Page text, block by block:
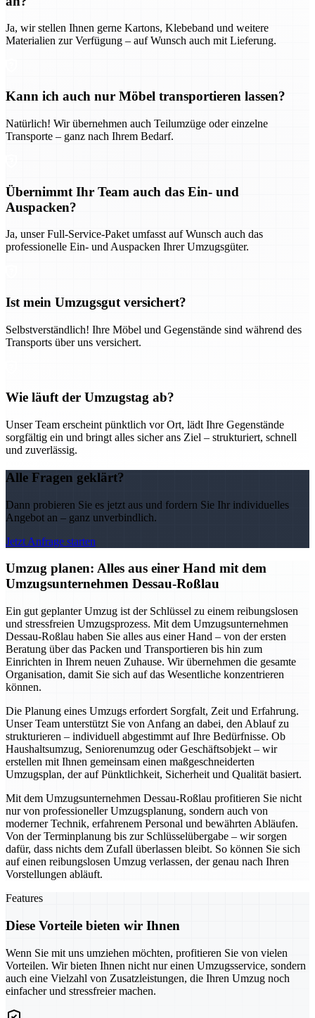
Ja, wir stellen Ihnen gerne Kartons, Klebeband und weitere
Materialien zur Verfügung – auf Wunsch auch mit Lieferung.
Kann ich auch nur Möbel transportieren lassen?
Natürlich! Wir übernehmen auch Teilumzüge oder einzelne
Transporte – ganz nach Ihrem Bedarf.
Übernimmt Ihr Team auch das Ein- und
Auspacken?
Ja, unser Full-Service-Paket umfasst auf Wunsch auch das
professionelle Ein- und Auspacken Ihrer Umzugsgüter.
Ist mein Umzugsgut versichert?
Selbstverständlich! Ihre Möbel und Gegenstände sind während des
Transports über uns versichert.
Wie läuft der Umzugstag ab?
Unser Team erscheint pünktlich vor Ort, lädt Ihre Gegenstände
sorgfältig ein und bringt alles sicher ans Ziel – strukturiert, schnell
und zuverlässig.
Alle Fragen geklärt?
Dann probieren Sie es jetzt aus und fordern Sie Ihr individuelles
Angebot an – ganz unverbindlich.
Jetzt Anfrage starten
Umzug planen: Alles aus einer Hand mit dem
Umzugsunternehmen Dessau-Roßlau
Ein gut geplanter Umzug ist der Schlüssel zu einem reibungslosen
und stressfreien Umzugsprozess. Mit dem Umzugsunternehmen
Dessau-Roßlau haben Sie alles aus einer Hand – von der ersten
Beratung über das Packen und Transportieren bis hin zum
Einrichten in Ihrem neuen Zuhause. Wir übernehmen die gesamte
Organisation, damit Sie sich auf das Wesentliche konzentrieren
können.
Die Planung eines Umzugs erfordert Sorgfalt, Zeit und Erfahrung.
Unser Team unterstützt Sie von Anfang an dabei, den Ablauf zu
strukturieren – individuell abgestimmt auf Ihre Bedürfnisse. Ob
Haushaltsumzug, Seniorenumzug oder Geschäftsobjekt – wir
erstellen mit Ihnen gemeinsam einen maßgeschneiderten
Umzugsplan, der auf Pünktlichkeit, Sicherheit und Qualität basiert.
Mit dem Umzugsunternehmen Dessau-Roßlau profitieren Sie nicht
nur von professioneller Umzugsplanung, sondern auch von
moderner Technik, erfahrenem Personal und bewährten Abläufen.
Von der Terminplanung bis zur Schlüsselübergabe – wir sorgen
dafür, dass nichts dem Zufall überlassen bleibt. So können Sie sich
auf einen reibungslosen Umzug verlassen, der genau nach Ihren
Vorstellungen abläuft.
Features
Diese Vorteile bieten wir Ihnen
Wenn Sie mit uns umziehen möchten, profitieren Sie von vielen
Vorteilen. Wir bieten Ihnen nicht nur einen Umzugsservice, sondern
auch eine Vielzahl von Zusatzleistungen, die Ihren Umzug noch
einfacher und stressfreier machen.